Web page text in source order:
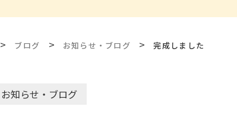
> ブログ > お知らせ・ブログ > 完成しました
お知らせ・ブログ